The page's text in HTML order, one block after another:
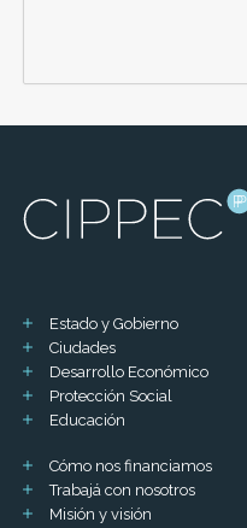
Estado y Gobierno
Ciudades
Desarrollo Económico
Protección Social
Educación
Cómo nos financiamos
Trabajá con nosotros
Misión y visión